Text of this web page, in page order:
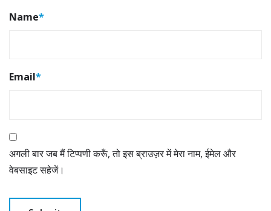
Name*
Email*
अगली बार जब मैं टिप्पणी करूँ, तो इस ब्राउज़र में मेरा नाम, ईमेल और
वेबसाइट सहेजें।